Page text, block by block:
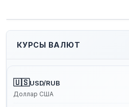
КУРСЫ ВАЛЮТ
🇺🇸USD/RUB
Доллар США